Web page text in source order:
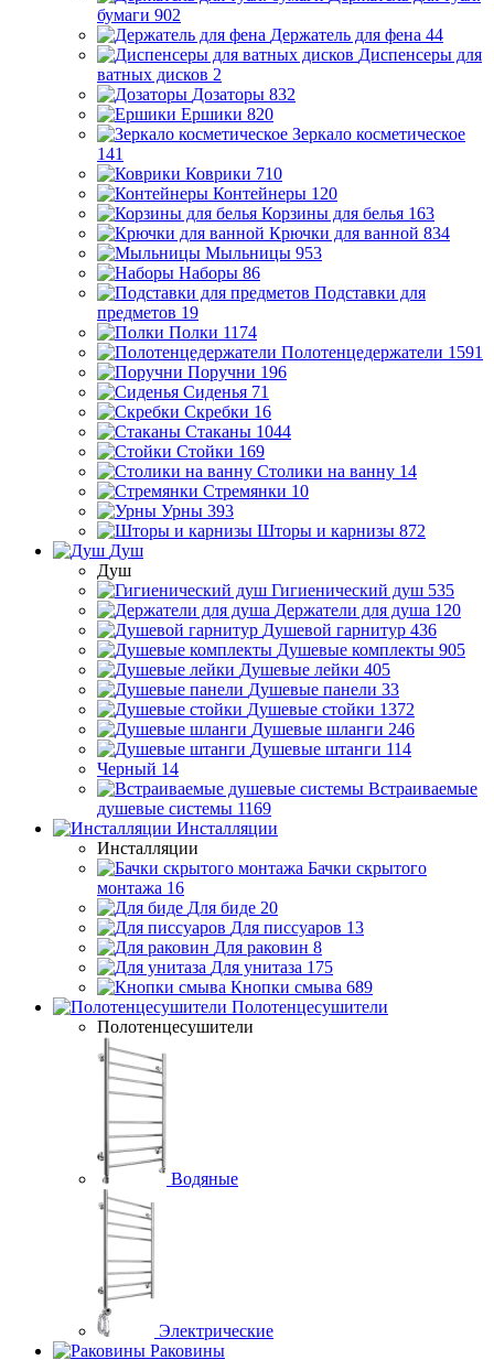
бумаги 902
Держатель для фена 44
Диспенсеры для
ватных дисков 2
Дозаторы 832
Ершики 820
Зеркало косметическое
141
Коврики 710
Контейнеры 120
Корзины для белья 163
Крючки для ванной 834
Мыльницы 953
Наборы 86
Подставки для
предметов 19
Полки 1174
Полотенцедержатели 1591
Поручни 196
Сиденья 71
Скребки 16
Стаканы 1044
Стойки 169
Столики на ванну 14
Стремянки 10
Урны 393
Шторы и карнизы 872
Душ
Душ
Гигиенический душ 535
Держатели для душа 120
Душевой гарнитур 436
Душевые комплекты 905
Душевые лейки 405
Душевые панели 33
Душевые стойки 1372
Душевые шланги 246
Душевые штанги 114
Черный 14
Встраиваемые
душевые системы 1169
Инсталляции
Инсталляции
Бачки скрытого
монтажа 16
Для биде 20
Для писсуаров 13
Для раковин 8
Для унитаза 175
Кнопки смыва 689
Полотенцесушители
Полотенцесушители
Водяные
Электрические
Раковины